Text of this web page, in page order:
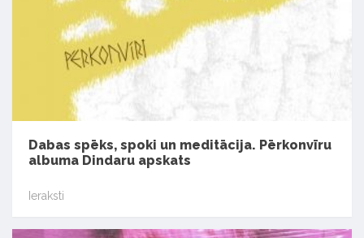
Dabas spēks, spoki un meditācija. Pērkonvīru
albuma Dindaru apskats
Ieraksti